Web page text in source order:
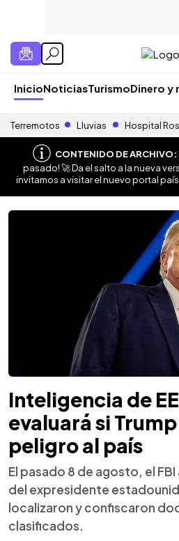
InicioNoticiasTurismoDinero y
Terremotos Lluvias Hospital
CONTENIDO DE ARCHIVO:
pasado! 🚀 Da el salto a la nueva
invitamos a visitar el nuevo portal
Inteligencia de
evaluará si
peligro al país
El pasado 8 de agosto, el
del expresidente
localizaron y confiscaron
clasificados.